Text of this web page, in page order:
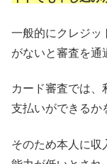
一般的にクレジッ
がないと審査を通
カード審査では、
支払いができるか
そのため本人に収